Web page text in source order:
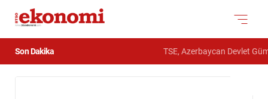
Son Dakika TSE, Azerbaycan Devlet Gümrük